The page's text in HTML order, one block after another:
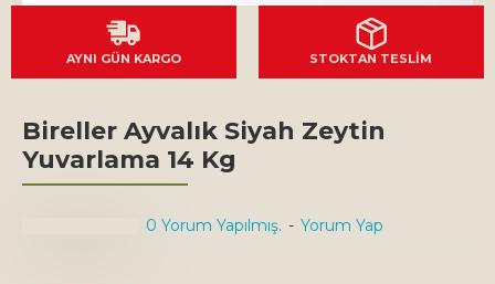
Bireller Ayvalık Siyah Zeytin
Yuvarlama 14 Kg
0 Yorum Yapılmış. - Yorum Yap
AYNI GÜN KARGO STOKTAN TESLİM